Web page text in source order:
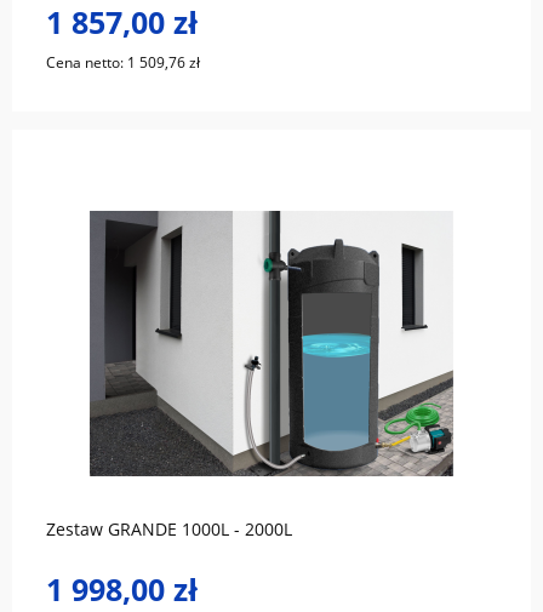
1 857,00 zł
Cena netto: 1 509,76 zł
Zestaw GRANDE 1000L - 2000L
1 998,00 zł
do koszyka